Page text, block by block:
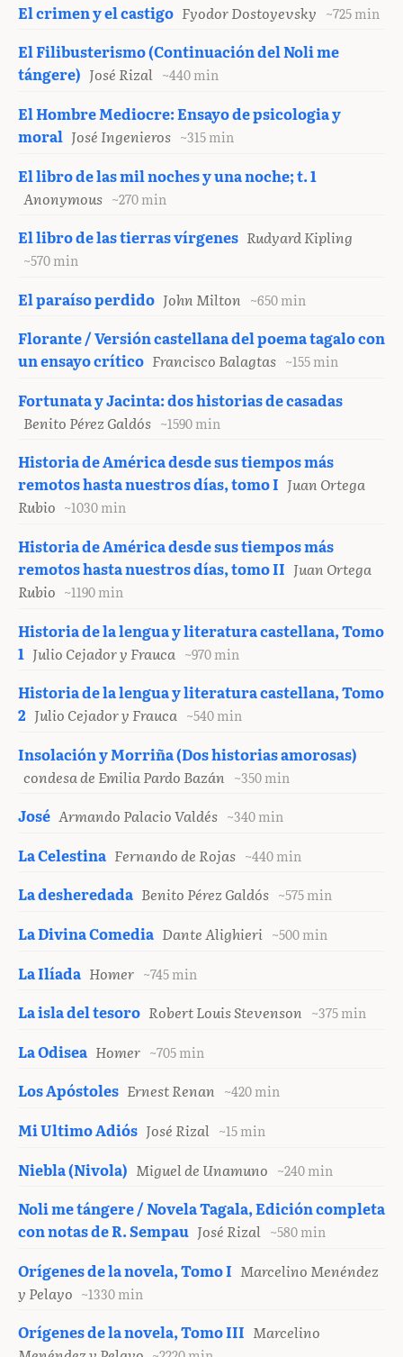
El crimen y el castigo Fyodor Dostoyevsky ~725 min
El Filibusterismo (Continuación del Noli me
tángere) José Rizal ~440 min
El Hombre Mediocre: Ensayo de psicologia y
moral José Ingenieros ~315 min
El libro de las mil noches y una noche; t. 1
Anonymous ~270 min
El libro de las tierras vírgenes Rudyard Kipling
~570 min
El paraíso perdido John Milton ~650 min
Florante / Versión castellana del poema tagalo con
un ensayo crítico Francisco Balagtas ~155 min
Fortunata y Jacinta: dos historias de casadas
Benito Pérez Galdós ~1590 min
Historia de América desde sus tiempos más
remotos hasta nuestros días, tomo I Juan Ortega
Rubio ~1030 min
Historia de América desde sus tiempos más
remotos hasta nuestros días, tomo II Juan Ortega
Rubio ~1190 min
Historia de la lengua y literatura castellana, Tomo
1 Julio Cejador y Frauca ~970 min
Historia de la lengua y literatura castellana, Tomo
2 Julio Cejador y Frauca ~540 min
Insolación y Morriña (Dos historias amorosas)
condesa de Emilia Pardo Bazán
~350 min
José Armando Palacio Valdés ~340 min
La Celestina Fernando de Rojas ~440 min
La desheredada Benito Pérez Galdós ~575 min
La Divina Comedia Dante Alighieri ~500 min
La Ilíada Homer ~745 min
La isla del tesoro Robert Louis Stevenson ~375 min
La Odisea Homer ~705 min
Los Apóstoles Ernest Renan ~420 min
Mi Ultimo Adiós José Rizal ~15 min
Niebla (Nivola) Miguel de Unamuno ~240 min
Noli me tángere / Novela Tagala, Edición completa
con notas de R. Sempau José Rizal ~580 min
Orígenes de la novela, Tomo I Marcelino Menéndez
y Pelayo ~1330 min
Orígenes de la novela, Tomo III Marcelino